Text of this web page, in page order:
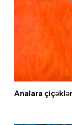
Analara